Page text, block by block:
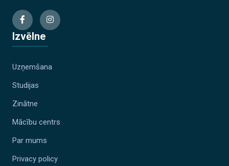
Izvēlne
Uzņemšana
Studijas
Zinātne
Mācību centrs
Par mums
Privacy policy